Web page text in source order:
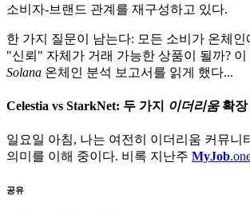
소비자-브랜드 관계를 재구성하고 있다.
한 가지 질문이 남는다: 모든 소비가 온체
"신뢰" 자체가 거래 가능한 상품이 될까? 이
Solana 온체인 분석 보고서를 읽게 했다...
Celestia vs StarkNet: 두 가지 이더리움확장
일요일 아침, 나는 여전히 이더리움 커뮤니
의미를 이해 중이다. 비록 지난주 MyJob
공유